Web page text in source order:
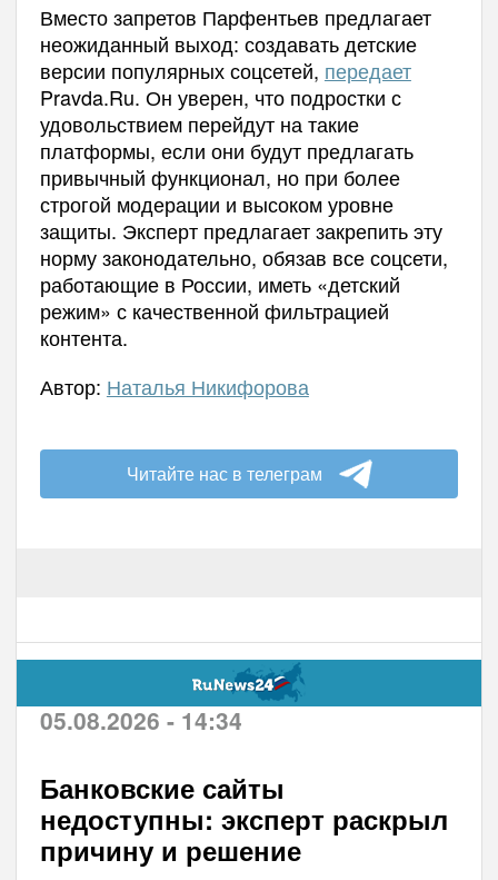
Вместо запретов Парфентьев предлагает
неожиданный выход: создавать детские
версии популярных соцсетей, передает
Pravda.Ru. Он уверен, что подростки с
удовольствием перейдут на такие
платформы, если они будут предлагать
привычный функционал, но при более
строгой модерации и высоком уровне
защиты. Эксперт предлагает закрепить эту
норму законодательно, обязав все соцсети,
работающие в России, иметь «детский
режим» с качественной фильтрацией
контента.
Автор: Наталья Никифорова
Читайте нас в телеграм
05.08.2026 - 14:34
Банковские сайты
недоступны: эксперт раскрыл
причину и решение